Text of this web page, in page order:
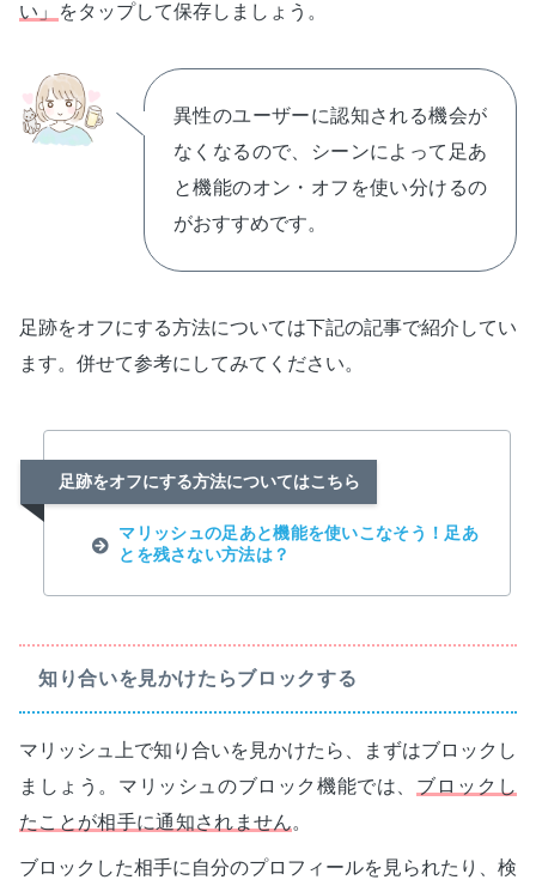
い」
をタップして保存しましょう。
異性のユーザーに認知される機会が
なくなるので、シーンによって足あ
と機能のオン・オフを使い分けるの
がおすすめです。
足跡をオフにする方法については下記の記事で紹介してい
ます。併せて参考にしてみてください。
足跡をオフにする方法についてはこちら
マリッシュの足あと機能を使いこなそう！足あ
とを残さない方法は？
知り合いを見かけたらブロックする
マリッシュ上で知り合いを見かけたら、まずはブロックし
ましょう。マリッシュのブロック機能では、 ブロックし
たことが相手に通知されません。
ブロックした相手に自分のプロフィールを見られたり、検